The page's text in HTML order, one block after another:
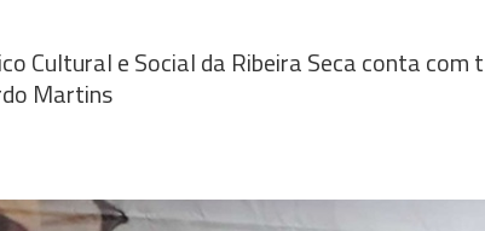
Cultural e Social da Ribeira Seca conta
Martins